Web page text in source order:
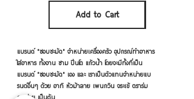
Add to Cart
แบรนด์ "ชอบชะมัด" จำหน่ายเครื่องครัว อุปกรณ์ทำอาหาร
ใส่อาหาร ทั้งจาน ชาม ปิ่นโต แก้วน้ำ โดยจะมีทั้งที่เป็น
แบรนด์ "ชอบชะมัด" เอง และ เราเป็นตัวแทนจำหน่ายแบ
รนด์อื่นๆ ด้วย อาทิ หัวม้าลาย เพนกวิน จระเข้ ตราร่ม
กระต่าย เป็นต้น